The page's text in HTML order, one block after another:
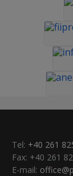
Tel: +40 261
Fax: +40 261
E-mail: